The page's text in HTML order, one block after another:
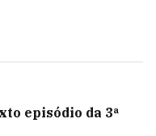
episódio da 3ª